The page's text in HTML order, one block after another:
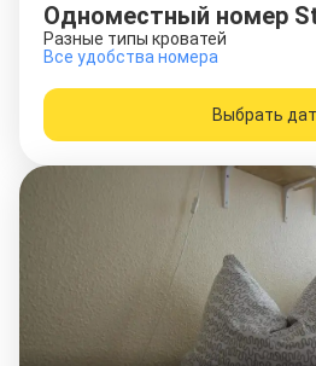
Одноместный номер
Разные типы кроватей
Все удобства номера
Выбрать